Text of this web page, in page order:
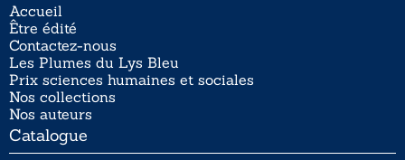
Accueil
Être édité
Contactez-nous
Les Plumes du Lys Bleu
Prix sciences humaines et sociales
Nos collections
Nos auteurs
Catalogue